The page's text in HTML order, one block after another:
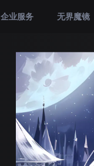
企业服务 无界魔镜